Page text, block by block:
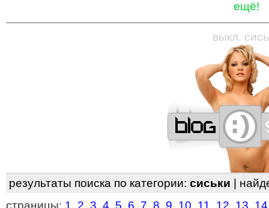
ещё!
—————————————————
выкл.
результаты поиска по категории: сиськи |
страницы: 1, 2, 3, 4, 5, 6, 7, 8, 9, 10, 11, 12, 13, 14